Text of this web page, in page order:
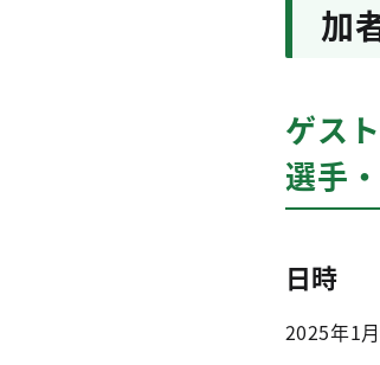
加
ゲス
選手
日時
2025年1